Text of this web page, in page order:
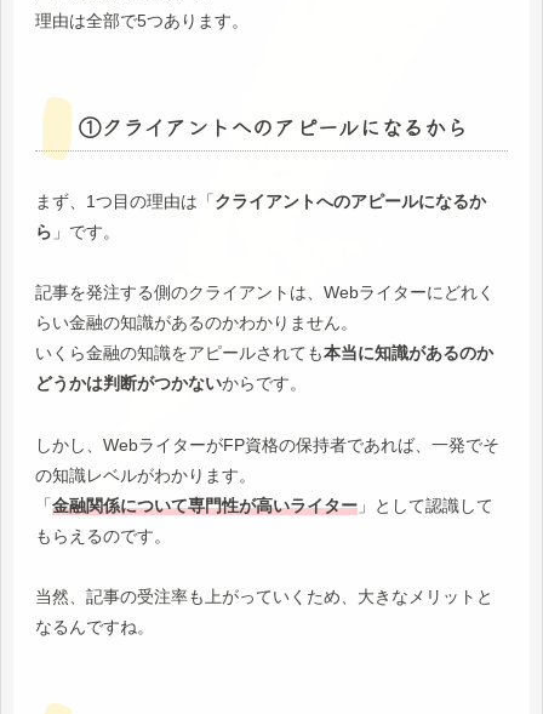
理由は全部で5つあります。
①クライアントへのアピールになるから
まず、1つ目の理由は「クライアントへのアピールになるか
ら 」です。
記事を発注する側のクライアントは、Webライターにどれく
らい金融の知識があるのかわかりません。
いくら金融の知識をアピールされても本当に知識があるのか
どうかは判断がつかないからです。
しかし、WebライターがFP資格の保持者であれば、一発でそ
の知識レベルがわかります。
「金融関係について専門性が高いライター 」として認識して
もらえるのです。
当然、記事の受注率も上がっていくため、大きなメリットと
なるんですね。